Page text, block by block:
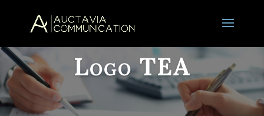
Logo TEA